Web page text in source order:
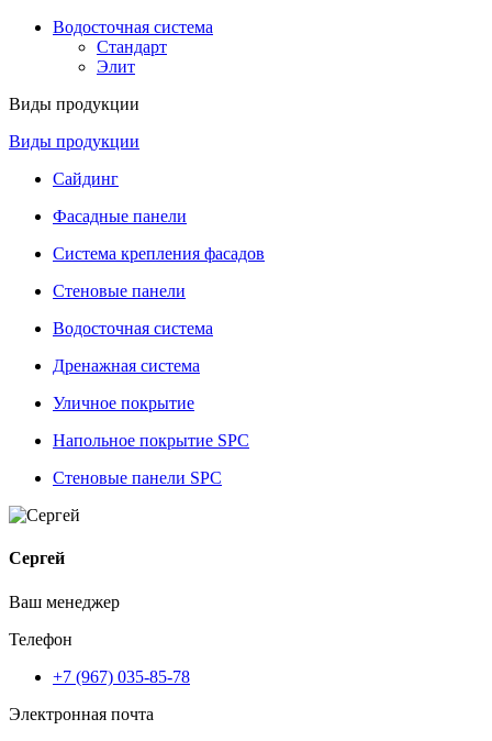
Водосточная система
Стандарт
Элит
Виды продукции
Виды продукции
Сайдинг
Фасадные панели
Система крепления фасадов
Стеновые панели
Водосточная система
Дренажная система
Уличное покрытие
Напольное покрытие SPC
Стеновые панели SPC
Сергей
Ваш менеджер
Телефон
+7 (967) 035-85-78
Электронная почта